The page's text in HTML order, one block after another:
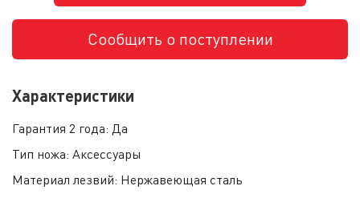
Сообщить о поступлении
Характеристики
Гарантия 2 года: Да
Тип ножа: Аксессуары
Материал лезвий: Нержавеющая сталь